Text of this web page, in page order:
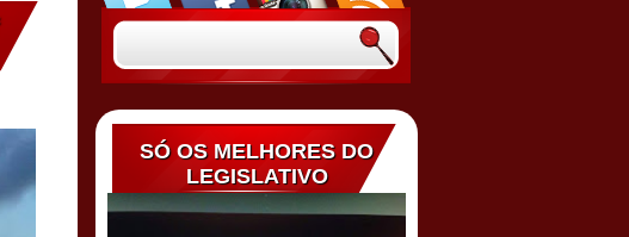
SÓ OS MELHORES DO
LEGISLATIVO